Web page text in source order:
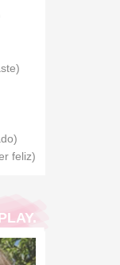
feliz)